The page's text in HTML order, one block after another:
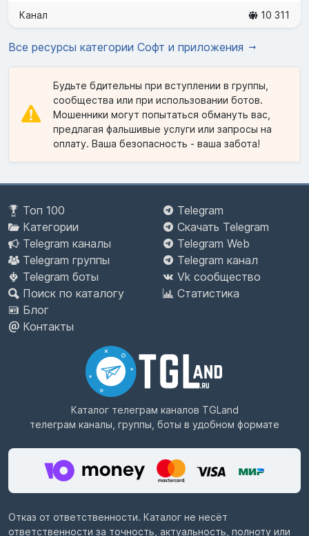
Канал 10 311
Все ресурсы категории Софт и приложения
Будьте бдительны при вступлении в группы,
сообщества или при использовании ботов.
Мошенники могут попытаться обмануть вас,
предлагая фальшивые услуги или запросы на
оплату. Ваша безопасность - ваша забота!
Топ 100
Категории
Telegram каналы
Telegram группы
Telegram боты
Поиск по каталогу
Блог
Контакты
Telegram
Скачать Telegram
Telegram Web
Telegram канал
Vk сообщество
Статистика
Каталог телеграм каналов TGLand
телеграм каналы, группы, боты в удобном формате
Отказ от ответственности. Каталог не несёт
ответственности за точность, актуальность, полноту или